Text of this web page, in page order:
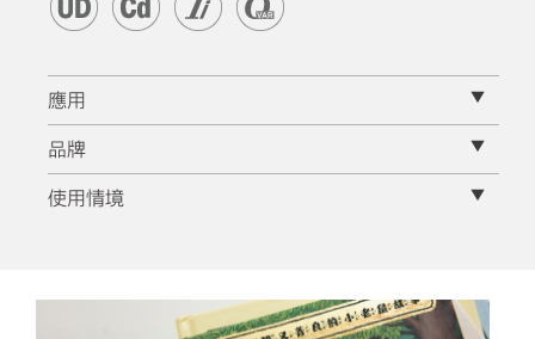
應用 ▼
品牌 ▼
使用情境 ▼